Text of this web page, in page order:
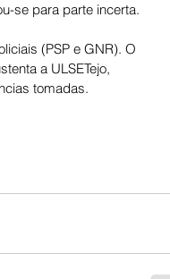
se para parte incerta.
(PSP e GNR). O
a ULSETejo,
tomadas.